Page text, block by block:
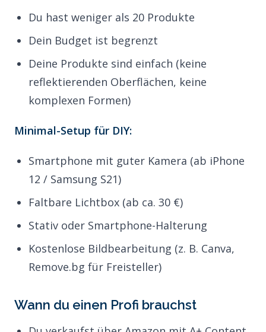
Du hast weniger als 20 Produkte
Dein Budget ist begrenzt
Deine Produkte sind einfach (keine
reflektierenden Oberflächen, keine
komplexen Formen)
Minimal-Setup für DIY:
Smartphone mit guter Kamera (ab iPhone
12 / Samsung S21)
Faltbare Lichtbox (ab ca. 30 €)
Stativ oder Smartphone-Halterung
Kostenlose Bildbearbeitung (z. B. Canva,
Remove.bg für Freisteller)
Wann du einen Profi brauchst